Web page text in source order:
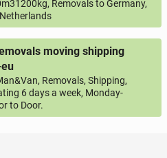
Removals to Germany,
moving shipping
Removals, Shipping,
6 days a week, Monday-
to Door.